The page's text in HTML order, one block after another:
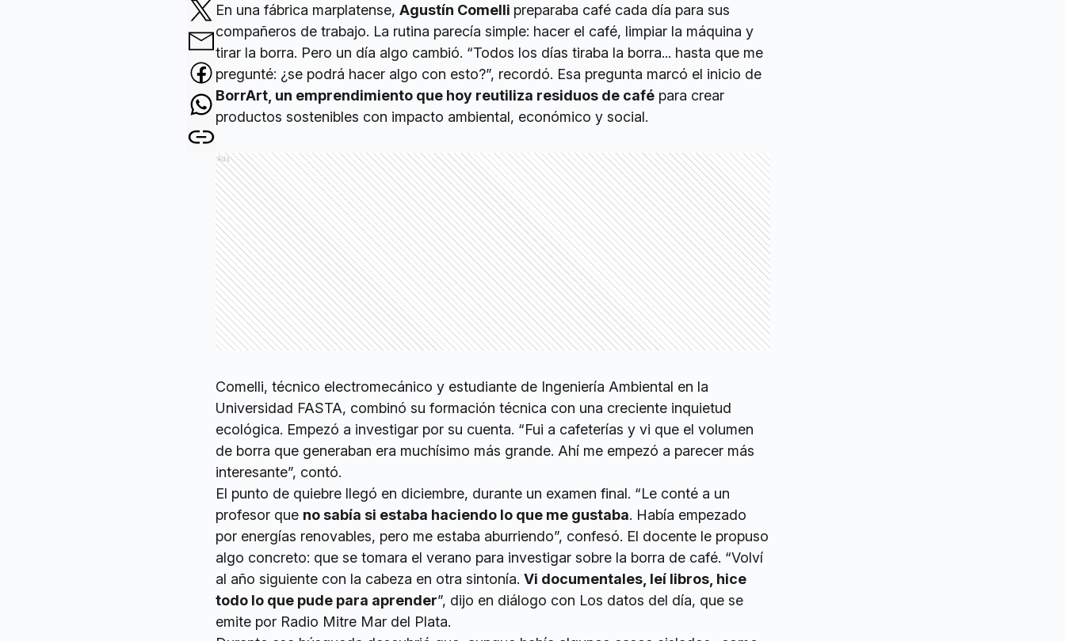
En una fábrica marplatense, Agustín Comelli preparaba café cada día para sus
compañeros de trabajo. La rutina parecía simple: hacer el café, limpiar la máquina y
tirar la borra. Pero un día algo cambió. “Todos los días tiraba la borra... hasta que me
pregunté: ¿se podrá hacer algo con esto?”, recordó. Esa pregunta marcó el inicio de
BorrArt, un emprendimiento que hoy reutiliza residuos de café para crear
productos sostenibles con impacto ambiental, económico y social.
Ads
Comelli, técnico electromecánico y estudiante de Ingeniería Ambiental en la
Universidad FASTA, combinó su formación técnica con una creciente inquietud
ecológica. Empezó a investigar por su cuenta. “Fui a cafeterías y vi que el volumen
de borra que generaban era muchísimo más grande. Ahí me empezó a parecer más
interesante”, contó.
El punto de quiebre llegó en diciembre, durante un examen final. “Le conté a un
profesor que no sabía si estaba haciendo lo que me gustaba. Había empezado
por energías renovables, pero me estaba aburriendo”, confesó. El docente le propuso
algo concreto: que se tomara el verano para investigar sobre la borra de café. “Volví
al año siguiente con la cabeza en otra sintonía. Vi documentales, leí libros, hice
todo lo que pude para aprender”, dijo en diálogo con Los datos del día, que se
emite por Radio Mitre Mar del Plata.